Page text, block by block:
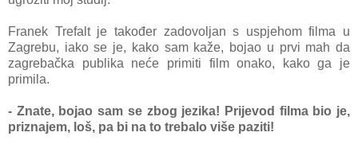
Franek Trefalt je također zadovoljan s uspjehom filma u
Zagrebu, iako se je, kako sam kaže, bojao u prvi mah da
zagrebačka publika neće primiti film onako, kako ga je
primila.
- Znate, bojao sam se zbog jezika! Prijevod filma bio je,
priznajem, loš, pa bi na to trebalo više paziti!